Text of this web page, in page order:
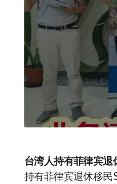
台湾人持有菲律宾退
持有菲律宾退休移民